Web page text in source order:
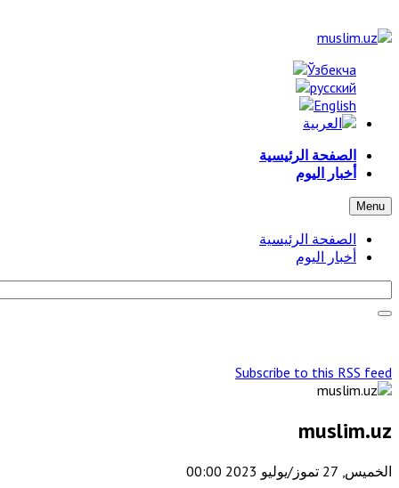
الصفحة الرئيسية
أخبار اليوم
Menu
الصفحة الرئيسية
أخبار اليوم
Subscribe to this RSS feed
muslim.uz
الخميس, 27 تموز/يوليو 2023 00:00